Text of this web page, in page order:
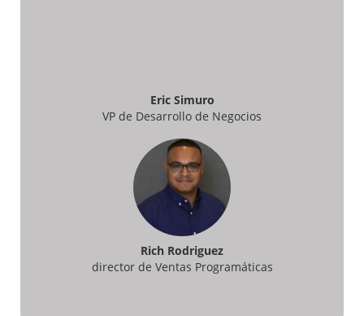
Eric Simuro
VP de Desarrollo de Negocios
Rich Rodriguez
director de Ventas Programáticas